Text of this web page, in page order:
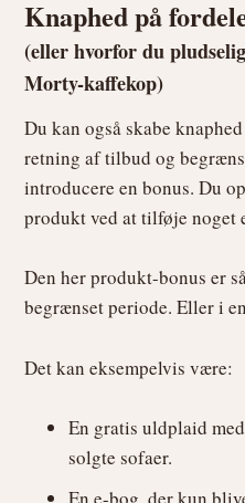
Knaphed på
(eller hvorfor du
Morty-kaffekop)
Du kan også skabe
retning af tilbud og
introducere en bonus. Du
produkt ved at tilføje noget
Den her produkt-bonus er
begrænset periode. Eller i
Det kan eksempelvis være:
En gratis uldplaid
solgte sofaer.
En e-bog, der kun